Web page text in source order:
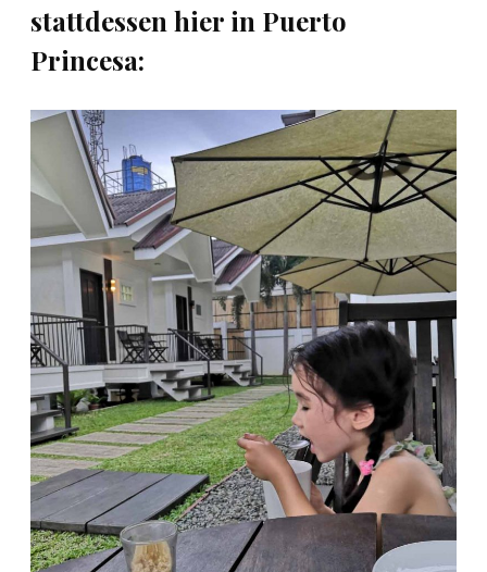
stattdessen hier in Puerto
Princesa: